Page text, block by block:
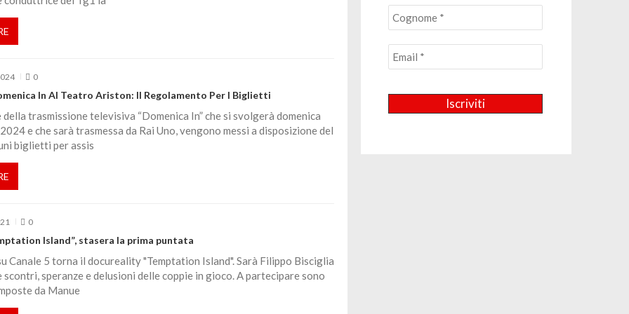
0
In Al Teatro Ariston: Il Regolamento Per I Biglietti
della trasmissione televisiva “Domenica In” che si svolgerà domenica
e che sarà trasmessa da Rai Uno, vengono messi a disposizione del
biglietti per assis
0
Island”, stasera la prima puntata
Canale 5 torna il docureality "Temptation Island". Sarà Filippo Bisciglia
scontri, speranze e delusioni delle coppie in gioco. A partecipare sono
da Manue